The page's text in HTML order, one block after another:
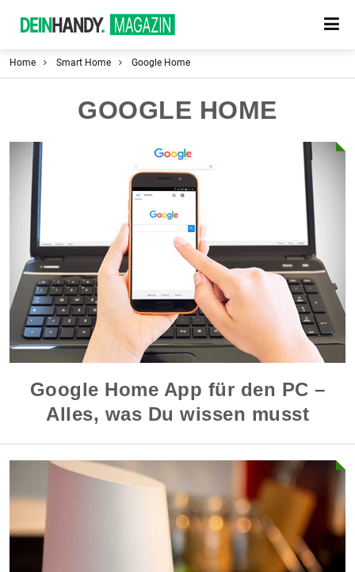
Home Smart Home Google Home
GOOGLE HOME
Google Home App für den PC –
Alles, was Du wissen musst